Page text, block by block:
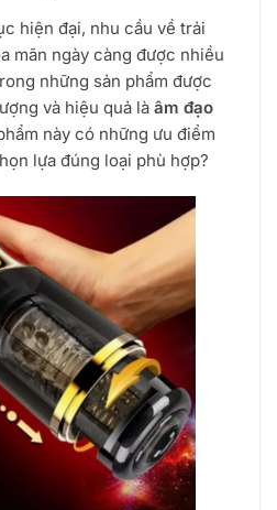
hiện đại, nhu cầu về trải
mãn ngày càng được nhiều
những sản phẩm được
và hiệu quả là âm đạo
này có những ưu điểm
lựa đúng loại phù hợp?